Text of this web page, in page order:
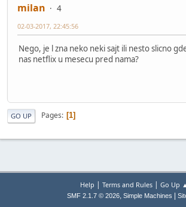
milan
4
02-03-2017, 22:45:56
Nego, je l zna neko neki sajt ili nesto slicno
nas netflix u mesecu pred nama?
GO UP Pages 1
Help | Terms and Rules| Go Up
SMF 2.1.7 © 2026, Simple Machines